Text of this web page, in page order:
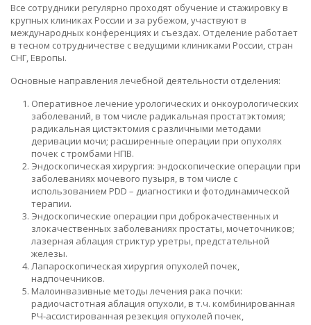
Все сотрудники регулярно проходят обучение и стажировку в
крупных клиниках России и за рубежом, участвуют в
международных конференциях и съездах. Отделение работает
в тесном сотрудничестве с ведущими клиниками России, стран
СНГ, Европы.
Основные направления лечебной деятельности отделения:
Оперативное лечение урологических и онкоурологических
заболеваний, в том числе радикальная простатэктомия;
радикальная цистэктомия с различными методами
деривации мочи; расширенные операции при опухолях
почек с тромбами НПВ.
Эндоскопическая хирургия: эндоскопические операции при
заболеваниях мочевого пузыря, в том числе с
использованием PDD – диагностики и фотодинамической
терапии.
Эндоскопические операции при доброкачественных и
злокачественных заболеваниях простаты, мочеточников;
лазерная аблация стриктур уретры, предстательной
железы.
Лапароскопическая хирургия опухолей почек,
надпочечников.
Малоинвазивные методы лечения рака почки:
радиочастотная аблация опухоли, в т.ч. комбинированная
РЧ-ассистированная резекция опухолей почек,